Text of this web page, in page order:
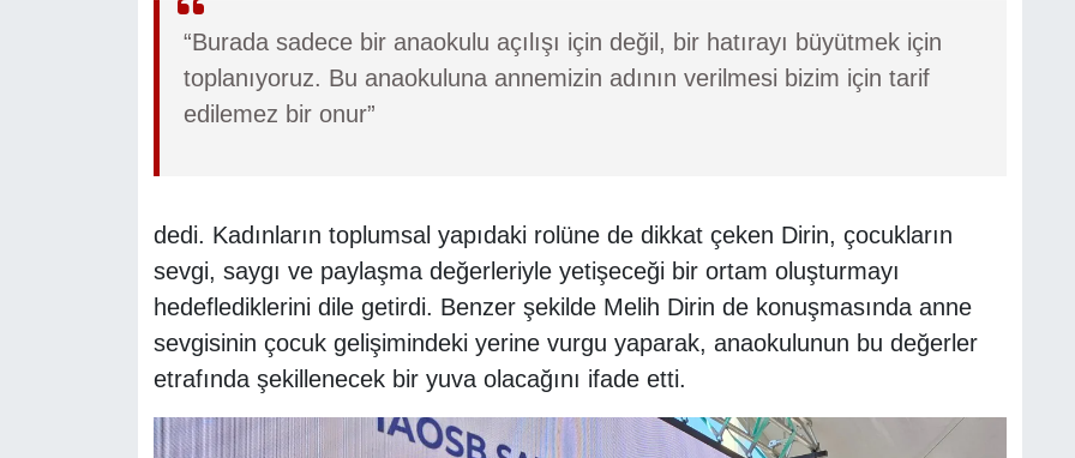
“Burada sadece bir anaokulu açılışı için değil, bir hatırayı büyütmek için
toplanıyoruz. Bu anaokuluna annemizin adının verilmesi bizim için tarif
edilemez bir onur”
dedi. Kadınların toplumsal yapıdaki rolüne de dikkat çeken Dirin, çocukların
sevgi, saygı ve paylaşma değerleriyle yetişeceği bir ortam oluşturmayı
hedeflediklerini dile getirdi. Benzer şekilde Melih Dirin de konuşmasında anne
sevgisinin çocuk gelişimindeki yerine vurgu yaparak, anaokulunun bu değerler
etrafında şekillenecek bir yuva olacağını ifade etti.